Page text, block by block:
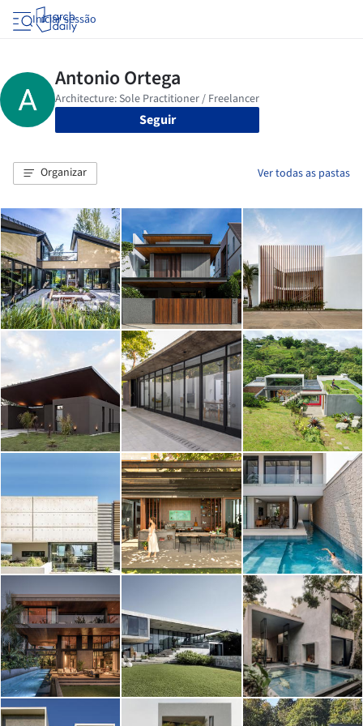
Iniciar sessão
Seguir
Organizar Ver todas as pastas